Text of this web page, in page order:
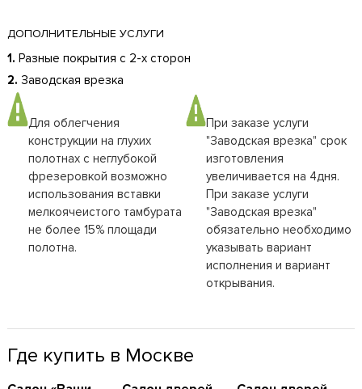
ДОПОЛНИТЕЛЬНЫЕ УСЛУГИ
1. Разные покрытия с 2-х сторон
2. Заводская врезка
Для облегчения
конструкции на глухих
полотнах с неглубокой
фрезеровкой возможно
использования вставки
мелкоячеистого тамбурата
не более 15% площади
полотна.
При заказе услуги
"Заводская врезка" срок
изготовления
увеличивается на 4дня.
При заказе услуги
"Заводская врезка"
обязательно необходимо
указывать вариант
исполнения и вариант
открывания.
Где купить в Москве